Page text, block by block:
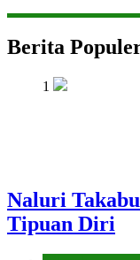
Berita
1
Naluri
Tipuan Diri